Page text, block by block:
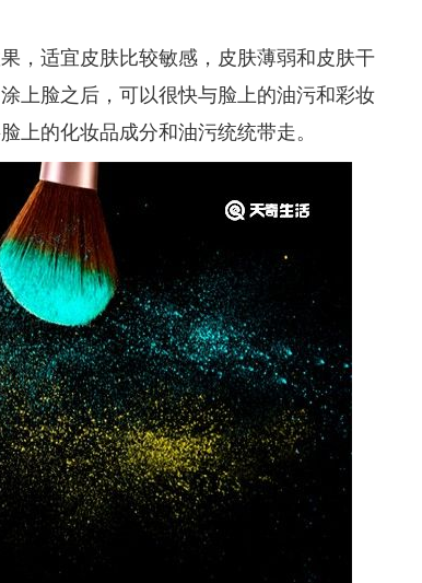
适宜皮肤比较敏感，皮肤薄弱和皮肤干
上脸之后，可以很快与脸上的油污和彩妆
上的化妆品成分和油污统统带走。